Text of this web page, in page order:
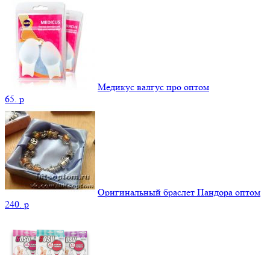
Медикус валгус про оптом
65. p
Оригинальный браслет Пандора оптом
240. p